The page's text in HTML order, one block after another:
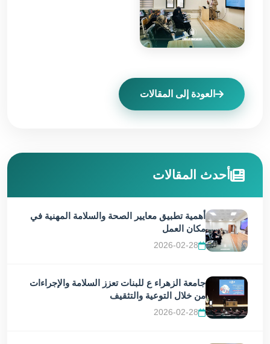
العودة إلى المقالات
أحدث المقالات
أهمية تطبيق معايير الصحة والسلامة المهنية في
مكان العمل
2026-02-28
جامعة الزهراء ع للبنات تعزز السلامة والإجراءات
من خلال التوعية والتثقيف
2026-02-28